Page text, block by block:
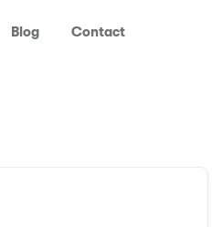
Blog Contact